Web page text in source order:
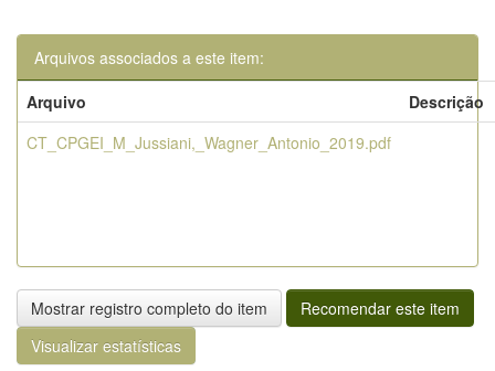
Arquivos associados a este item:
Arquivo
Descrição
CT_CPGEI_M_Jussiani,_Wagner_Antonio_2019.pdf
Mostrar registro completo do item
Recomendar este item
Visualizar estatísticas